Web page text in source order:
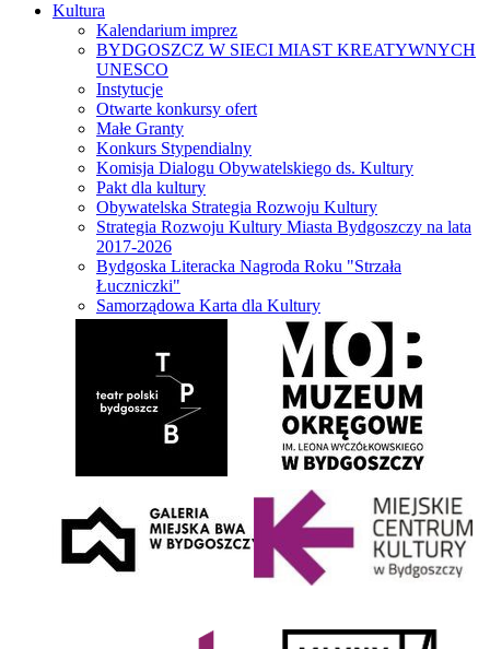
Kultura
Kalendarium imprez
BYDGOSZCZ W SIECI MIAST KREATYWNYCH
UNESCO
Instytucje
Otwarte konkursy ofert
Małe Granty
Konkurs Stypendialny
Komisja Dialogu Obywatelskiego ds. Kultury
Pakt dla kultury
Obywatelska Strategia Rozwoju Kultury
Strategia Rozwoju Kultury Miasta Bydgoszczy na lata
2017-2026
Bydgoska Literacka Nagroda Roku "Strzała
Łuczniczki"
Samorządowa Karta dla Kultury